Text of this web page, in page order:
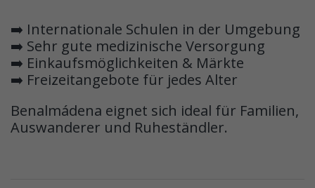
➡️ Internationale Schulen in der Umgebung
➡️ Sehr gute medizinische Versorgung
➡️ Einkaufsmöglichkeiten & Märkte
➡️ Freizeitangebote für jedes Alter
Benalmádena eignet sich ideal für Familien,
Auswanderer und Ruheständler.